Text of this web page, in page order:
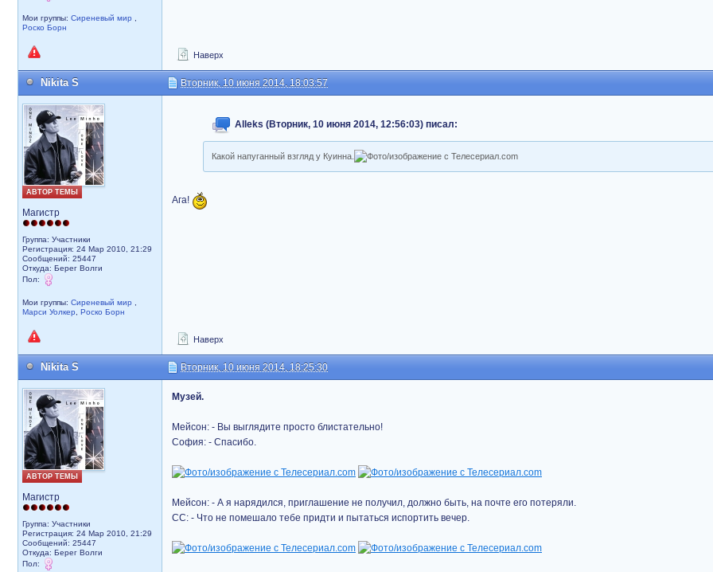
Мои группы: Сиреневый мир
Роско Борн
Наверх
Nikita S Вторник, 10 июня 2014, 18:03:57
АВТОР ТЕМЫ
Магистр
Группа: Участники
Регистрация: 24 Мар 2010, 21:29
Сообщений: 25447
Откуда: Берег Волги
Пол:
Мои группы: Сиреневый мир
Марси Уолкер
Роско Борн
Alleks (Вторник, 10 июня 2014, 12:56:03) писал:
Какой напуганный взгляд у Куинна.
Ага!
Наверх
Nikita S Вторник, 10 июня 2014, 18:25:30
АВТОР ТЕМЫ
Магистр
Группа: Участники
Регистрация: 24 Мар 2010, 21:29
Сообщений: 25447
Откуда: Берег Волги
Пол:
Музей.
Мейсон: - Вы выглядите просто блистательно!
София: - Спасибо.
Мейсон: - А я нарядился, приглашение не получил, должно быть, на почте его потеряли.
СС: - Что не помешало тебе придти и пытаться испортить вечер.